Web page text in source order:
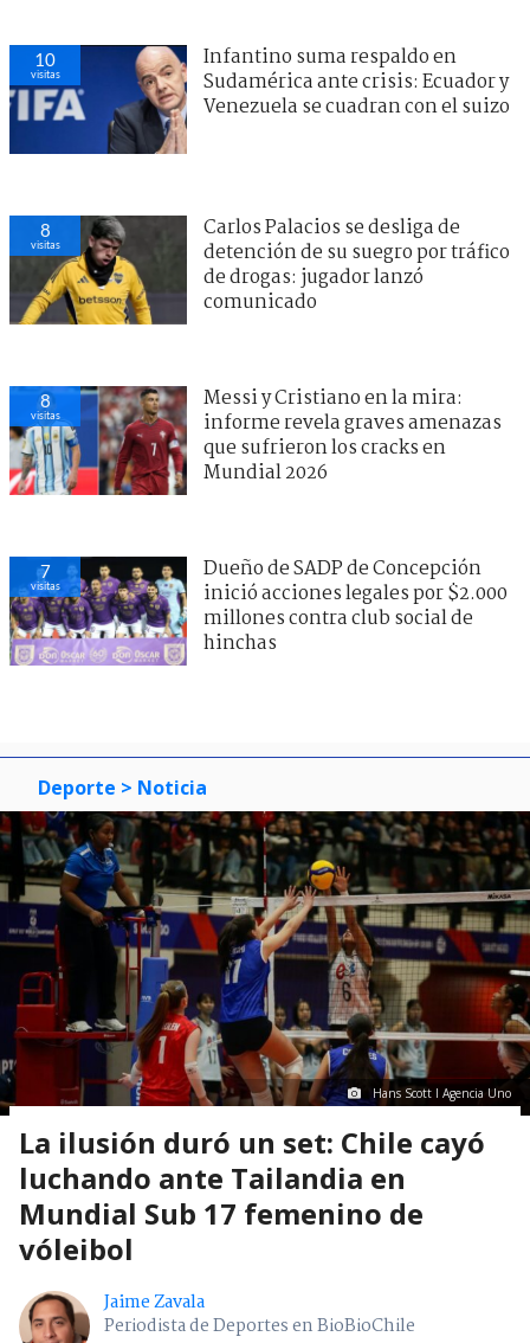
10
visitas
Infantino suma respaldo en
Sudamérica ante crisis: Ecuador y
Venezuela se cuadran con el suizo
8
visitas
Carlos Palacios se desliga de
detención de su suegro por tráfico
de drogas: jugador lanzó
comunicado
8
visitas
Messi y Cristiano en la mira:
informe revela graves amenazas
que sufrieron los cracks en
Mundial 2026
7
visitas
Dueño de SADP de Concepción
inició acciones legales por $2.000
millones contra club social de
hinchas
Deporte > Noticia
Hans Scott I Agencia Uno
La ilusión duró un set: Chile cayó
luchando ante Tailandia en
Mundial Sub 17 femenino de
vóleibol
Jaime Zavala
Periodista de Deportes en BioBioChile